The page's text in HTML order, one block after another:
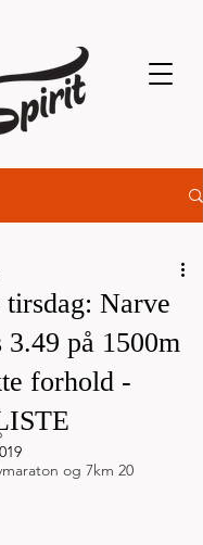
og 7km 20
tirsdag: Narve
på 1500m
forhold -